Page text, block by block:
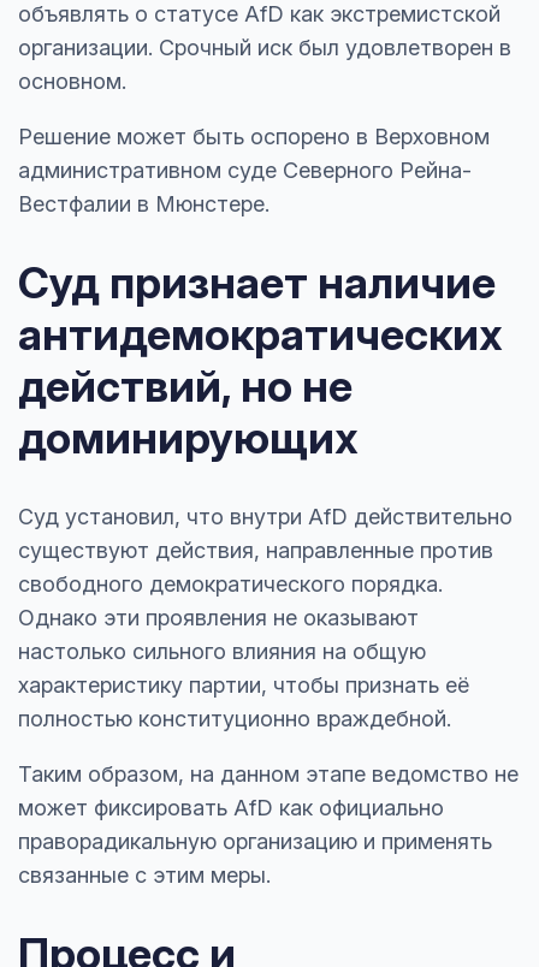
объявлять о статусе AfD как экстремистской
организации. Срочный иск был удовлетворен в
основном.
Решение может быть оспорено в Верховном
административном суде Северного Рейна-
Вестфалии в Мюнстере.
Суд признает наличие
антидемократических
действий, но не
доминирующих
Суд установил, что внутри AfD действительно
существуют действия, направленные против
свободного демократического порядка.
Однако эти проявления не оказывают
настолько сильного влияния на общую
характеристику партии, чтобы признать её
полностью конституционно враждебной.
Таким образом, на данном этапе ведомство не
может фиксировать AfD как официально
праворадикальную организацию и применять
связанные с этим меры.
Процесс и